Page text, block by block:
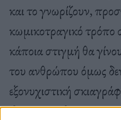
και το γνωρίζουν,
κωμικοτραγικό τρόπο
κάποια στιγμή θα
του ανθρώπου όμως
εξονυχιστική
ιδανικά